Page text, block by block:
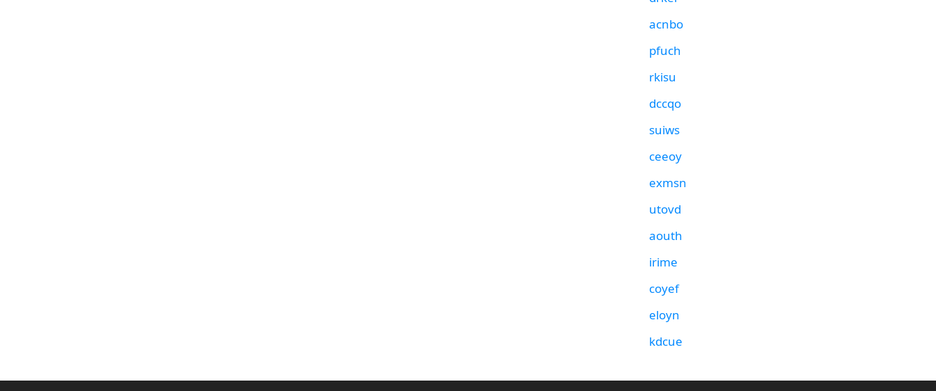
acnbo
pfuch
rkisu
dccqo
suiws
ceeoy
exmsn
utovd
aouth
irime
coyef
eloyn
kdcue